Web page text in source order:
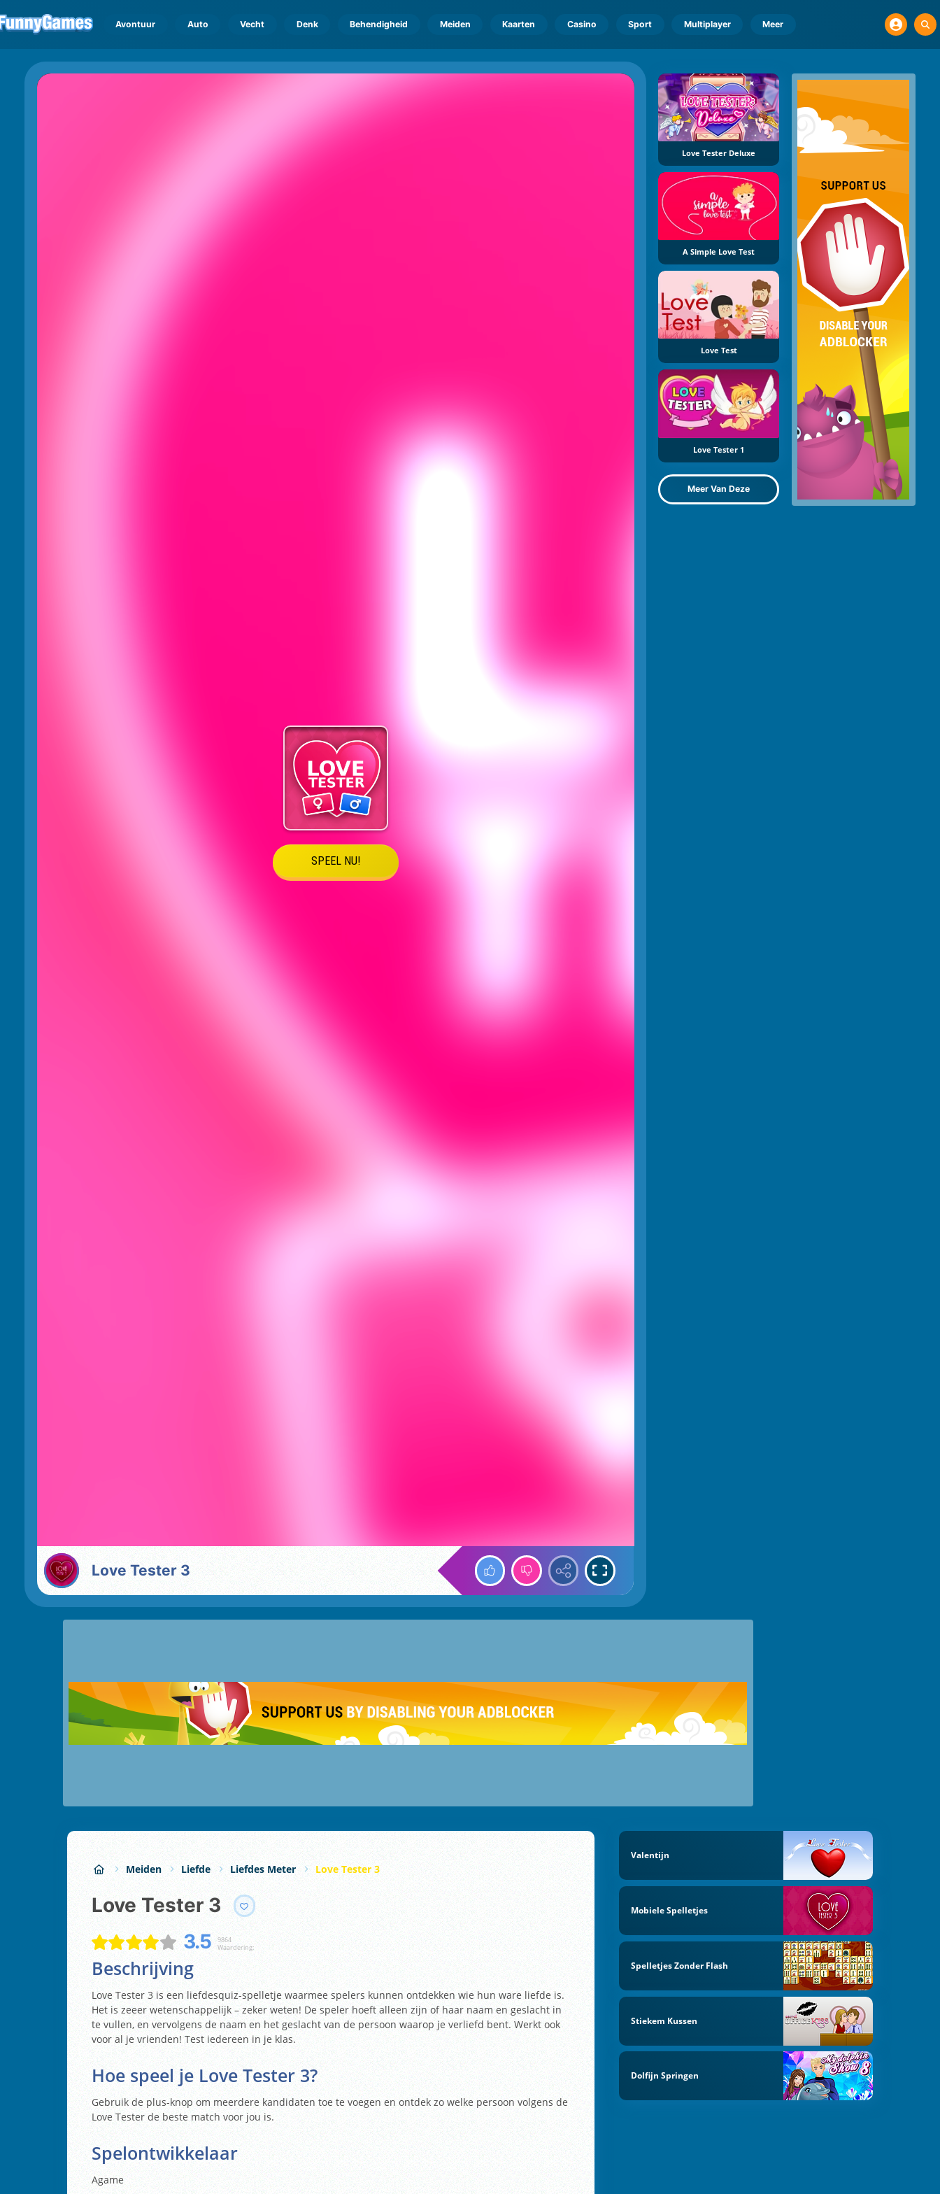
Avontuur Auto Vecht Denk Behendigheid Meiden Kaarten Casino Sport Multiplayer Meer
Love Tester 3
Love Tester Deluxe
A Simple Love Test
Love Test
Love Tester 1
Meer Van Deze
Meiden Liefde Liefdes Meter Love Tester 3
Love Tester 3
3.5
9864
Waardering:
Beschrijving
Love Tester 3 is een liefdesquiz-spelletje waarmee spelers kunnen ontdekken wie hun ware liefde is.
Het is zeeer wetenschappelijk – zeker weten! De speler hoeft alleen zijn of haar naam en geslacht in
te vullen, en vervolgens de naam en het geslacht van de persoon waarop je verliefd bent. Werkt ook
voor al je vrienden! Test iedereen in je klas.
Hoe speel je Love Tester 3?
Gebruik de plus-knop om meerdere kandidaten toe te voegen en ontdek zo welke persoon volgens de
Love Tester de beste match voor jou is.
Spelontwikkelaar
Agame
Valentijn
Mobiele Spelletjes
Spelletjes Zonder Flash
Stiekem Kussen
Dolfijn Springen